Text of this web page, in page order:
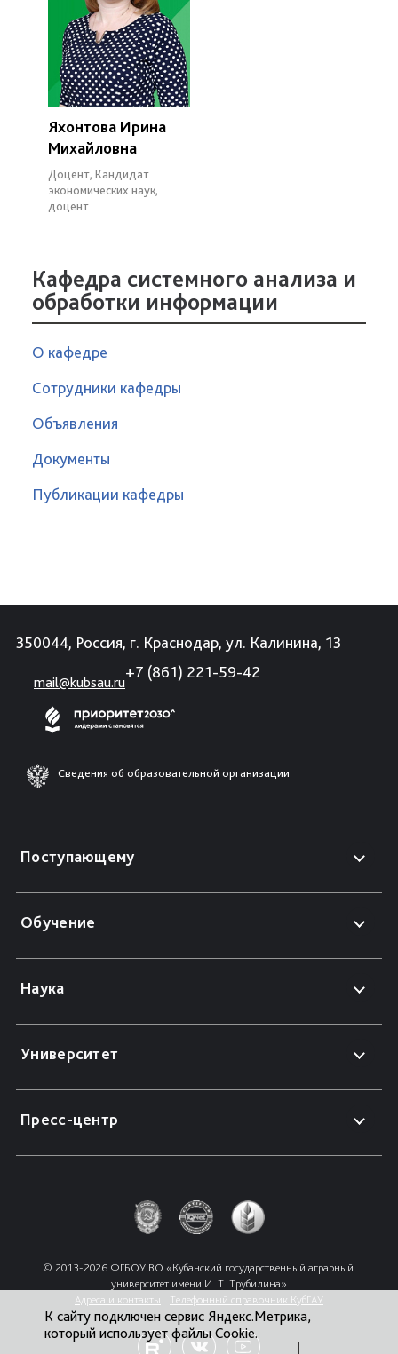
Яхонтова Ирина
Михайловна
Доцент, Кандидат
экономических наук,
доцент
Кафедра системного анализа и
обработки информации
О кафедре
Сотрудники кафедры
Объявления
Документы
Публикации кафедры
350044, Россия, г. Краснодар, ул. Калинина, 13
mail@kubsau.ru
+7 (861) 221-59-42
Сведения об образовательной организации
Поступающему
Обучение
Наука
Университет
Пресс-центр
© 2013-2026 ФГБОУ ВО «Кубанский государственный аграрный
университет имени И. Т. Трубилина»
Адреса и контакты
Телефонный справочник КубГАУ
К сайту подключен сервис Яндекс.Метрика,
который использует файлы Cookie.